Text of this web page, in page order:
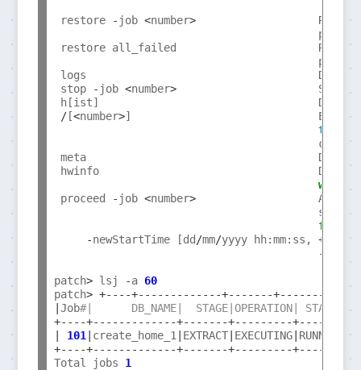
restore
- job <number>
prior
restore all_failed
logs
stop
- job <number>
Stops
h[ist]                                  Displays
/[<number>]                             Executes
the
meta                                    Displays
hwinfo                                  Displays
with
proceed
- job <number>
Alter
from
-newStartTime [dd /mm/yyyy hh:mm:ss, +<
-
patch> lsj -a 60
patch> +----+-------------+-------+---------
Job#|      DB_NAME|  STAGE|OPERATION|
+----+-------------+-------+---------+-------
101 create_home_1 EXTRACT| EXECUTING| RUNNING
|
+----+-------------+-------+---------+-------
Total jobs 1